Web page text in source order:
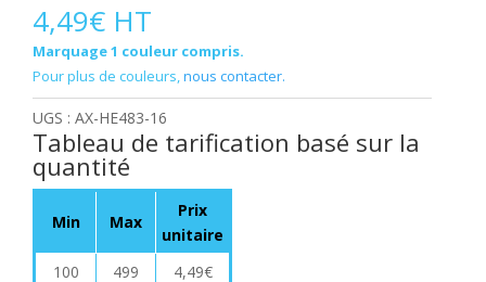
4,49€ HT
Marquage 1 couleur compris.
Pour plus de couleurs,nous contacter.
UGS : AX-HE483-16
Tableau de tarification basé sur la
quantité
Min Max
Prix
unitaire
100
499 4,49€